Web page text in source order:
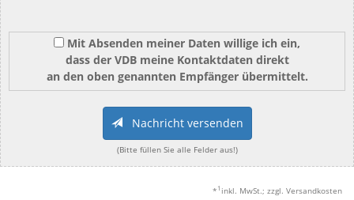
Mit Absenden meiner Daten willige ich ein,
dass der VDB meine Kontaktdaten direkt
an den oben genannten Empfänger übermittelt.
Nachricht versenden
(Bitte füllen Sie alle Felder aus!)
* 1 inkl. MwSt.; zzgl. Versandkosten